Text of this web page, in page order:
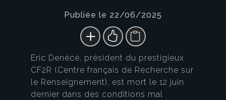
Publiée le 22/06/2025
Eric Denécé, président du prestigieux
CF2R (Centre français de Recherche sur
le Renseignement), est mort le 12 juin
dernier dans des conditions mal